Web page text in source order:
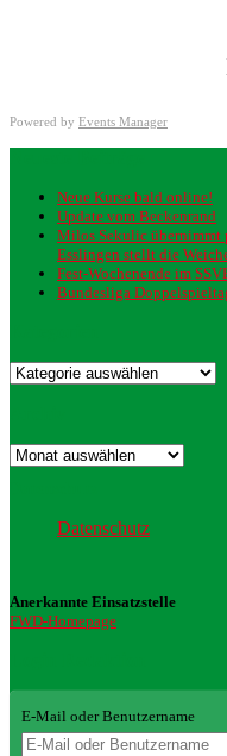
Powered by Events Manager
Neue Kurse bald online!
Update vom Beckenrand
Milos Sekulic übernimmt
Esslingen stellt die
Fest-Wochenende im
Bundesliga
Kategorien
Archiv
Datenschutz
Anerkannte Einsatzstelle
FWD-Homepage
E-Mail oder Benutzername